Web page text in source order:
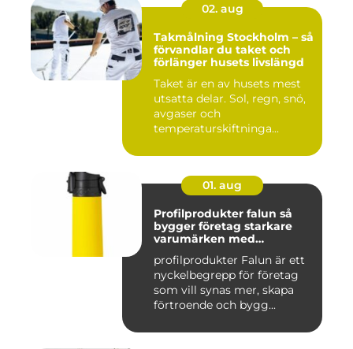
02. aug
Takmålning Stockholm – så
förvandlar du taket och
förlänger husets livslängd
Taket är en av husets mest
utsatta delar. Sol, regn, snö,
avgaser och
temperaturskiftninga...
01. aug
Profilprodukter falun så
bygger företag starkare
varumärken med
profilprodukter Falun är ett
nyckelbegrepp för företag
som vill synas mer, skapa
förtroende och bygg...